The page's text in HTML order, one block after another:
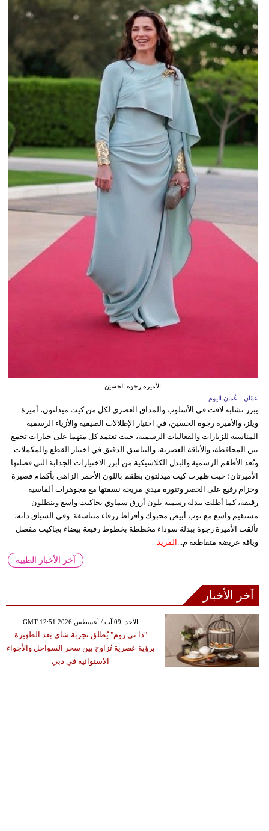
الأميرة رجوة الحسين
عمّان - عُمان اليوم
يبرز تشابه لافت في الأسلوب والمذاق العصري لكل من كيت ميدلتون، أميرة
ويلز، والأميرة رجوة الحسين، في اختيار الإطلالات الصيفية والأزياء الرسمية
المناسبة للزيارات والفعاليات الرسمية، حيث تعتمد كل منهما على خيارات تجمع
بين المحافظة، والأناقة العصرية، والتناسق الدقيق في اختيار القطع والمكملات.
وتُعد الأطقم الرسمية والبدل الكلاسيكية من أبرز الاختيارات الجذابة التي فضلتها
الأميرتان؛ حيث ظهرت كيت ميدلتون بطقم باللون الأحمر الزاهي بأكمام قصيرة
وحزام رفيع على الخصر وتنورة ميدي مريحة نسقتها مع مجوهرات ألماسية
رقيقة، كما أطلت ببدلة رسمية بلون أزرق سماوي بجاكيت واسع وبنطلون
مستقيم واسع مع توب أبيض محبوك وأقراط زرقاء متناسقة. وفي السياق ذاته،
تألقت الأميرة رجوة ببدلة سوداء مخططة بخطوط رفيعة بيضاء بجاكيت مفصل
وياقة عريضة متقاطعة م... المزيد
آخر الأخبار الطبية
آخر الأخبار
GMT 12:51 2026 الأحد ,09 آب / أغسطس
"ذا تي روم" يُطلق تجربة شاي بعد الظهيرة
برؤية عصرية تُزاوج بين سحر السواحل والأجواء
الاستوائية في دبي